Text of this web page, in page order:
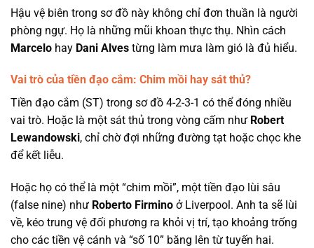
Hậu vệ biên trong sơ đồ này không chỉ đơn thuần là người
phòng ngự. Họ là những mũi khoan thực thụ. Nhìn cách
Marcelo hay Dani Alves từng làm mưa làm gió là đủ hiểu.
Vai trò của tiền đạo cắm: Chim mồi hay sát thủ?
Tiền đạo cắm (ST) trong sơ đồ 4-2-3-1 có thể đóng nhiều
vai trò. Hoặc là một sát thủ trong vòng cấm như Robert
Lewandowski, chỉ chờ đợi những đường tạt hoặc chọc khe
để kết liễu.
Hoặc họ có thể là một “chim mồi”, một tiền đạo lùi sâu
(false nine) như Roberto Firmino ở Liverpool. Anh ta sẽ lùi
về, kéo trung vệ đối phương ra khỏi vị trí, tạo khoảng trống
cho các tiền vệ cánh và “số 10” băng lên từ tuyến hai.